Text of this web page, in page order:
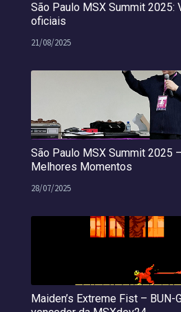
São Paulo MSX Summit
oficiais
21/08/2025
São Paulo MSX Summit 2025
Melhores Momentos
28/07/2025
Maiden’s Extreme Fist – BUN-